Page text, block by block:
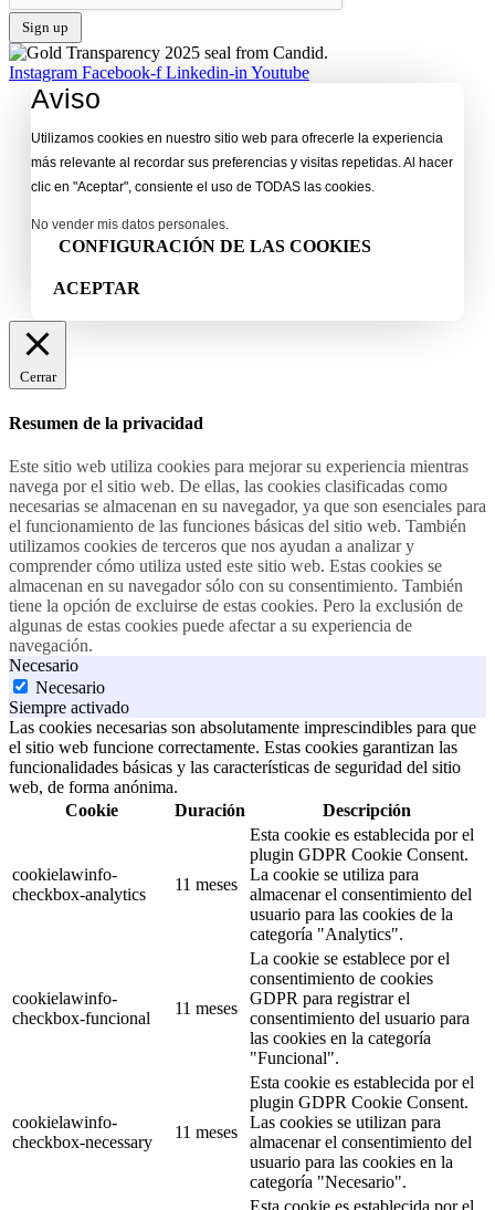
Instagram Facebook-f Linkedin-inYoutube
Aviso
Utilizamos cookies en nuestro sitio web para ofrecerle la experiencia
más relevante al recordar sus preferencias y visitas repetidas. Al hacer
clic en "Aceptar", consiente el uso de TODAS las cookies.
No vender mis datos personales.
CONFIGURACIÓN DE LAS COOKIES
ACEPTAR
Cerrar
Resumen de la privacidad
Este sitio web utiliza cookies para mejorar su experiencia mientras
navega por el sitio web. De ellas, las cookies clasificadas como
necesarias se almacenan en su navegador, ya que son esenciales para
el funcionamiento de las funciones básicas del sitio web. También
utilizamos cookies de terceros que nos ayudan a analizar y
comprender cómo utiliza usted este sitio web. Estas cookies se
almacenan en su navegador sólo con su consentimiento. También
tiene la opción de excluirse de estas cookies. Pero la exclusión de
algunas de estas cookies puede afectar a su experiencia de
navegación.
Necesario
Necesario
Siempre activado
Las cookies necesarias son absolutamente imprescindibles para que
el sitio web funcione correctamente. Estas cookies garantizan las
funcionalidades básicas y las características de seguridad del sitio
web, de forma anónima.
Cookie
Duración Descripción
cookielawinfo-
checkbox-analytics
11 meses
Esta cookie es establecida por el
plugin GDPR Cookie Consent.
La cookie se utiliza para
almacenar el consentimiento del
usuario para las cookies de la
categoría "Analytics".
cookielawinfo-
checkbox-funcional
11 meses
La cookie se establece por el
consentimiento de cookies
GDPR para registrar el
consentimiento del usuario para
las cookies en la categoría
"Funcional".
cookielawinfo-
checkbox-necessary
11 meses
Esta cookie es establecida por el
plugin GDPR Cookie Consent.
Las cookies se utilizan para
almacenar el consentimiento del
usuario para las cookies en la
categoría "Necesario".
Esta cookie es establecida por el